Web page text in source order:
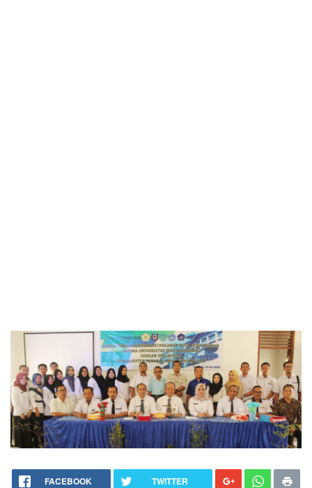
FACEBOOK TWITTER